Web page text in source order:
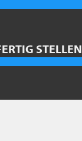
STELLEN